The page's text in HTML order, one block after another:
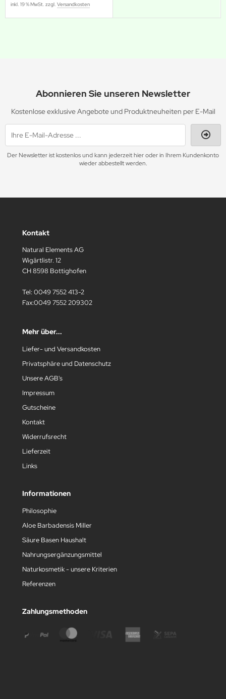
inkl. 19 % MwSt. zzgl. Versandkosten
Abonnieren Sie unseren Newsletter
Kostenlose exklusive Angebote und Produktneuheiten per E-Mail
Der Newsletter ist kostenlos und kann jederzeit hier oder in Ihrem Kundenkonto
wieder abbestellt werden.
Kontakt
Natural Elements AG
Wigärtlistr. 12
CH 8598 Bottighofen
Tel: 0049 7552 413-2
Fax:0049 7552 209302
Mehr über...
Liefer- und Versandkosten
Privatsphäre und Datenschutz
Unsere AGB's
Impressum
Gutscheine
Kontakt
Widerrufsrecht
Lieferzeit
Links
Informationen
Philosophie
Aloe Barbadensis Miller
Säure Basen Haushalt
Nahrungsergänzungsmittel
Naturkosmetik - unsere Kriterien
Referenzen
Zahlungsmethoden